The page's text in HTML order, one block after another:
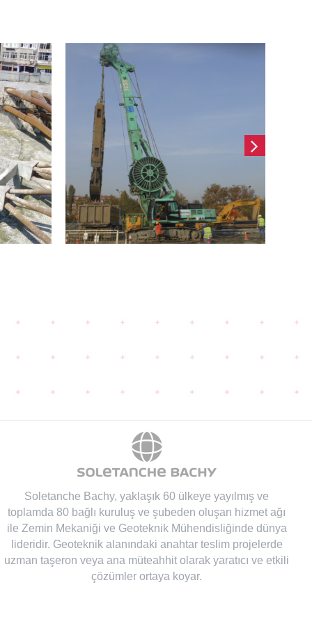
Avrasya Tüneli
Projesi
Soletanche Bachy, yaklaşık 60 ülkeye yayılmış ve
toplamda 80 bağlı kuruluş ve şubeden oluşan hizmet ağı
ile Zemin Mekaniği ve Geoteknik Mühendisliğinde dünya
lideridir. Geoteknik alanındaki anahtar teslim projelerde
uzman taşeron veya ana müteahhit olarak yaratıcı ve etkili
çözümler ortaya koyar.